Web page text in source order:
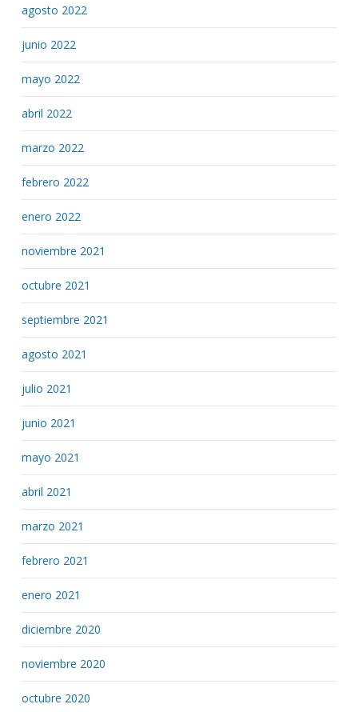
agosto 2022
junio 2022
mayo 2022
abril 2022
marzo 2022
febrero 2022
enero 2022
noviembre 2021
octubre 2021
septiembre 2021
agosto 2021
julio 2021
junio 2021
mayo 2021
abril 2021
marzo 2021
febrero 2021
enero 2021
diciembre 2020
noviembre 2020
octubre 2020